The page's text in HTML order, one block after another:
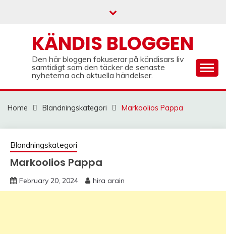
KÄNDIS BLOGGEN
Den här bloggen fokuserar på kändisars liv
samtidigt som den täcker de senaste
nyheterna och aktuella händelser.
Home Blandningskategori Markoolios Pappa
Blandningskategori
Markoolios Pappa
February 20, 2024 hira arain